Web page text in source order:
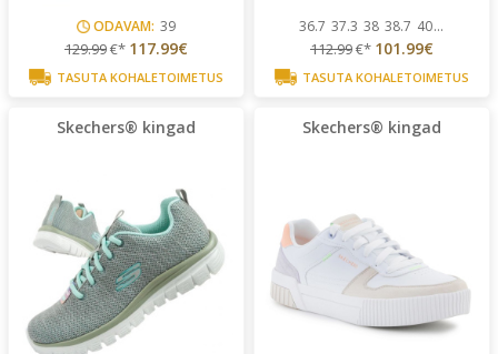
ODAVAM: 39
129.99€* 117.99€
TASUTA KOHALETOIMETUS
36.7 37.3 38 38.7 40...
112.99€* 101.99€
TASUTA KOHALETOIMETUS
Skechers® kingad Skechers® kingad